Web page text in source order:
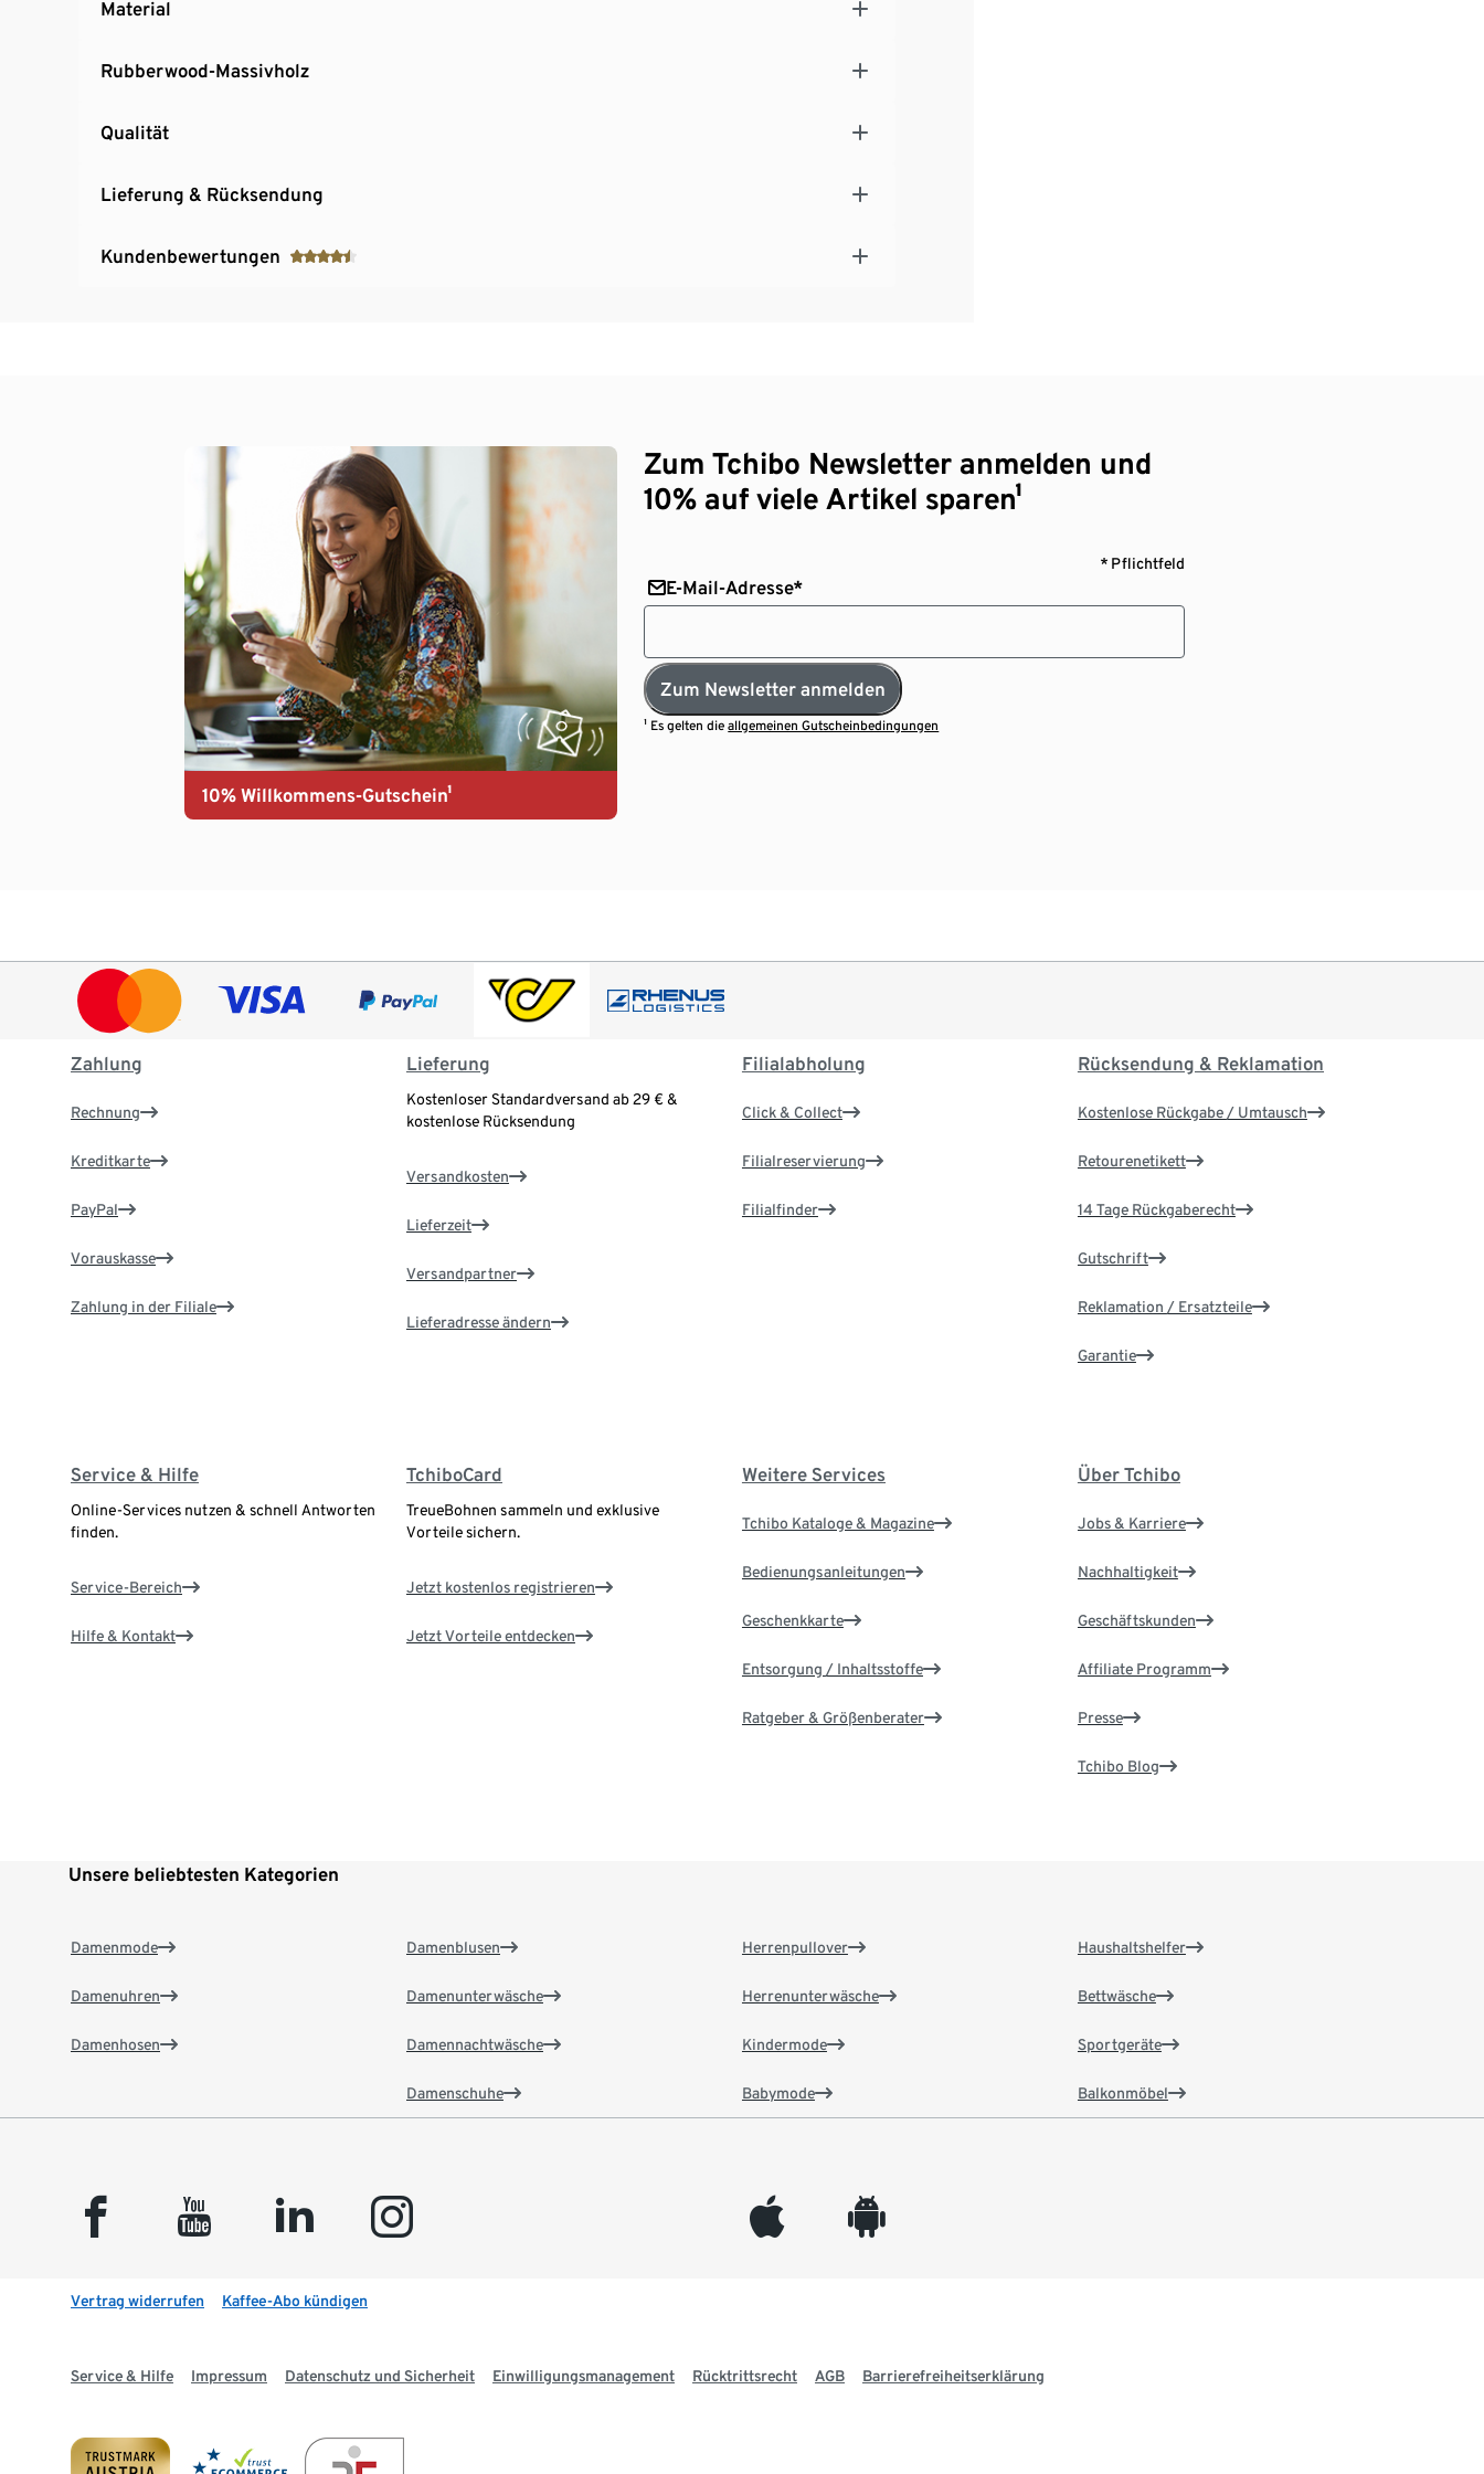
Material
Rubberwood-Massivholz
Qualität
Lieferung & Rücksendung
Kundenbewertungen
10% Willkommens-Gutschein¹
Zum Tchibo Newsletter anmelden und
10% auf viele Artikel sparen¹
* Pflichtfeld
E-Mail-Adresse*
Zum Newsletter anmelden
¹ Es gelten dieallgemeinen Gutscheinbedingungen
Zahlung
Rechnung
Kreditkarte
PayPal
Vorauskasse
Zahlung in der Filiale
Lieferung
Kostenloser Standardversand ab 29 € &
kostenlose Rücksendung
Versandkosten
Lieferzeit
Versandpartner
Lieferadresse ändern
Filialabholung
Click & Collect
Filialreservierung
Filialfinder
Rücksendung & Reklamation
Kostenlose Rückgabe / Umtausch
Retourenetikett
14 Tage Rückgaberecht
Gutschrift
Reklamation / Ersatzteile
Garantie
Service & Hilfe
Online-Services nutzen & schnell Antworten
finden.
Service-Bereich
Hilfe & Kontakt
TchiboCard
TreueBohnen sammeln und exklusive
Vorteile sichern.
Jetzt kostenlos registrieren
Jetzt Vorteile entdecken
Weitere Services
Tchibo Kataloge & Magazine
Bedienungsanleitungen
Geschenkkarte
Entsorgung / Inhaltsstoffe
Ratgeber & Größenberater
Über Tchibo
Jobs & Karriere
Nachhaltigkeit
Geschäftskunden
Affiliate Programm
Presse
Tchibo Blog
Unsere beliebtesten Kategorien
Damenmode
Damenuhren
Damenhosen
Damenblusen
Damenunterwäsche
Damennachtwäsche
Damenschuhe
Herrenpullover
Herrenunterwäsche
Kindermode
Babymode
Haushaltshelfer
Bettwäsche
Sportgeräte
Balkonmöbel
facebook youtube linkedin instagram appleinc android
Vertrag widerrufen Kaffee-Abo kündigen
Service & Hilfe Impressum Datenschutz und Sicherheit Einwilligungsmanagement Rücktrittsrecht AGB Barrierefreiheitserklärung